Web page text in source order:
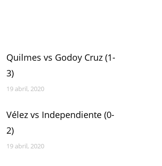
Quilmes vs Godoy Cruz (1-
3)
19 abril, 2020
Vélez vs Independiente (0-
2)
19 abril, 2020